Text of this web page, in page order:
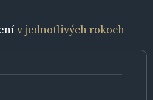
v jednotlivých rokoch